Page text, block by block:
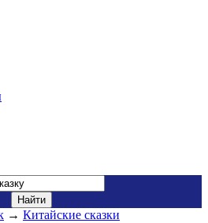
→ Китайские сказки